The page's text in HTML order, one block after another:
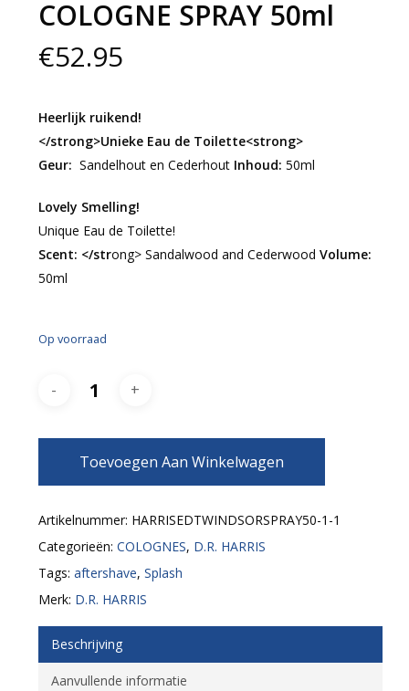
COLOGNE SPRAY 50ml
€52.95
Heerlijk ruikend!
</strong>Unieke Eau de Toilette<strong>
Geur: Sandelhout en Cederhout Inhoud: 50ml
Lovely Smelling!
Unique Eau de Toilette!
Scent: </strong> Sandalwood and Cederwood Volume:
50ml
Op voorraad
Toevoegen Aan Winkelwagen
Artikelnummer: HARRISEDTWINDSORSPRAY50-1-1
Categorieën: COLOGNES, D.R. HARRIS
Tags: aftershave, Splash
Merk: D.R. HARRIS
Beschrijving
Aanvullende informatie